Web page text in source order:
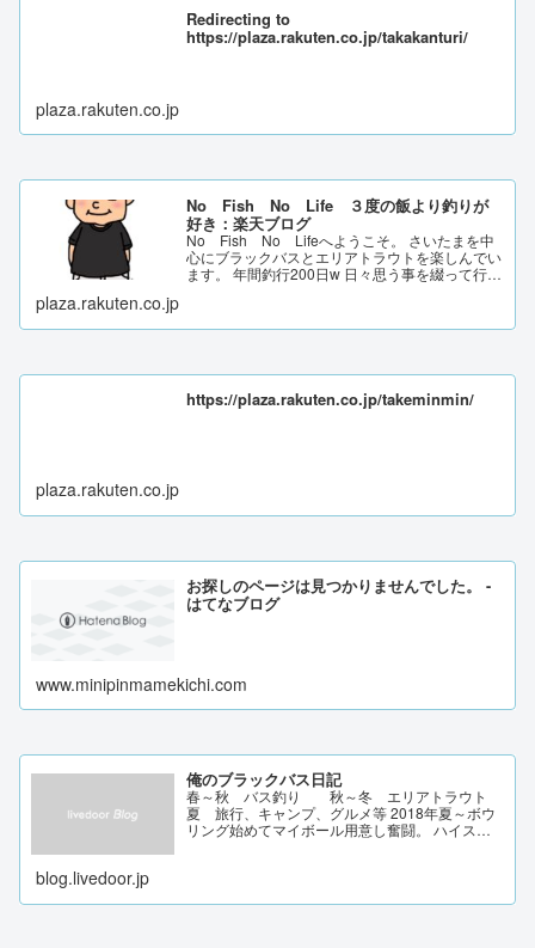
Redirecting to
https://plaza.rakuten.co.jp/takakanturi/
plaza.rakuten.co.jp
No Fish No Life ３度の飯より釣りが
好き：楽天ブログ
No Fish No Lifeへようこそ。 さいたまを中
心にブラックバスとエリアトラウトを楽しんでい
ます。 年間釣行200日w 日々思う事を綴って行き
plaza.rakuten.co.jp
https://plaza.rakuten.co.jp/takeminmin/
plaza.rakuten.co.jp
お探しのページは見つかりませんでした。 -
はてなブログ
www.minipinmamekichi.com
俺のブラックバス日記
春～秋 バス釣り 秋～冬 エリアトラウト
夏 旅行、キャンプ、グルメ等 2018年夏～ボウ
リング始めてマイボール用意し奮闘。 ハイスコ
blog.livedoor.jp